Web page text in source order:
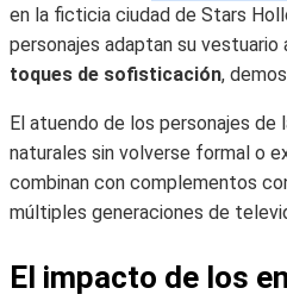
en la ficticia ciudad de Stars
personajes adaptan su vestuario
toques de sofisticación,
El atuendo de los personajes de
naturales sin volverse formal o
combinan con complementos
múltiples generaciones de
El impacto de los